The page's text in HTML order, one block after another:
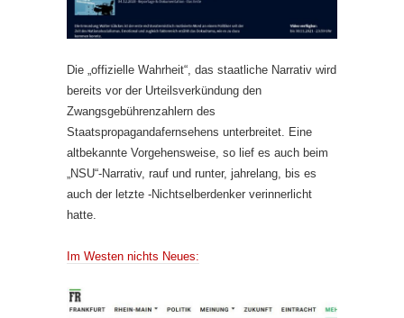
Die „offizielle Wahrheit“, das staatliche Narrativ wird
bereits vor der Urteilsverkündung den
Zwangsgebührenzahlern des
Staatspropagandafernsehens unterbreitet. Eine
altbekannte Vorgehensweise, so lief es auch beim
„NSU“-Narrativ, rauf und runter, jahrelang, bis es
auch der letzte -Nichtselberdenker verinnerlicht
hatte.
Im Westen nichts Neues: